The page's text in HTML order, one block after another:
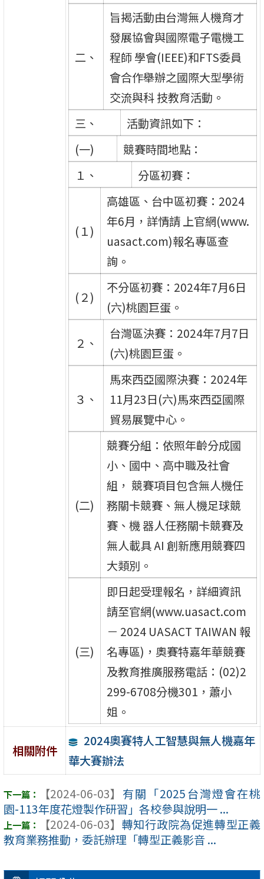
二、
旨揭活動由台灣無人機育才
發展協會與國際電子電機工
程師 學會(IEEE)和FTS委員
會合作舉辦之國際大型學術
交流與科 技教育活動。
三、
活動資訊如下：
(一)
競賽時間地點：
１、
分區初賽：
(１)
高雄區、台中區初賽：2024
年6月，詳情請 上官網(www.
uasact.com)報名專區查
詢。
(２)
不分區初賽：2024年7月6日
(六)桃園巨蛋。
２、
台灣區決賽：2024年7月7日
(六)桃園巨蛋。
３、
馬來西亞國際決賽：2024年
11月23日(六)馬來西亞國際
貿易展覽中心。
(二)
競賽分組：依照年齡分成國
小、國中、高中職及社會
組， 競賽項目包含無人機任
務關卡競賽、無人機足球競
賽、機 器人任務關卡競賽及
無人載具 AI 創新應用競賽四
大類別。
(三)
即日起受理報名，詳細資訊
請至官網(www.uasact.com
－ 2024 UASACT TAIWAN 報
名專區)，奧賽特嘉年華競賽
及教育推廣服務電話：(02)2
299-6708分機301，蕭小
姐。
相關附件
2024奧賽特人工智慧與無人機嘉年
華大賽辦法
【2024-06-03】 有關「2025台灣燈會在桃
園-113年度花燈製作研習」各校參與說明一 ...
【2024-06-03】 轉知行政院為促進轉型正義
教育業務推動，委託辦理「轉型正義影音 ...